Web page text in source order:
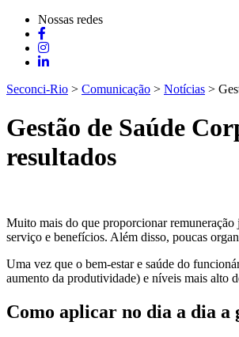
Nossas redes
Seconci-Rio > Comunicação > Notícias >
Gestão de Saúde
resultados
Muito mais do que proporcionar remuneração
serviço e benefícios. Além disso, poucas
Uma vez que o bem-estar e saúde do
aumento da produtividade) e níveis mais alto
Como aplicar no dia a dia a